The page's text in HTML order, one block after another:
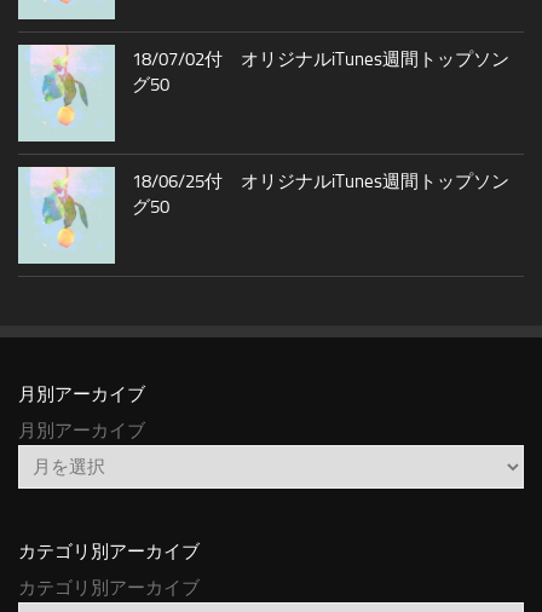
18/07/02付 オリジナルiTunes週間トップソン
グ50
18/06/25付 オリジナルiTunes週間トップソン
グ50
月別アーカイブ
月別アーカイブ
カテゴリ別アーカイブ
カテゴリ別アーカイブ